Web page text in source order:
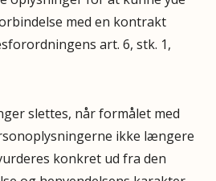
med en kontrakt
art. 6, stk. 1,
slettes, når formålet med
ikke længere
konkret ud fra den